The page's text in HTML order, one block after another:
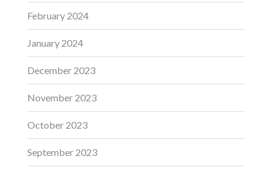
February 2024
January 2024
December 2023
November 2023
October 2023
September 2023